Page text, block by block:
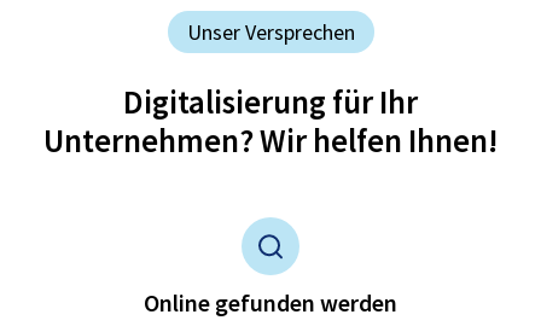
Unser Versprechen
Digitalisierung für Ihr
Unternehmen? Wir helfen Ihnen!
Online gefunden werden